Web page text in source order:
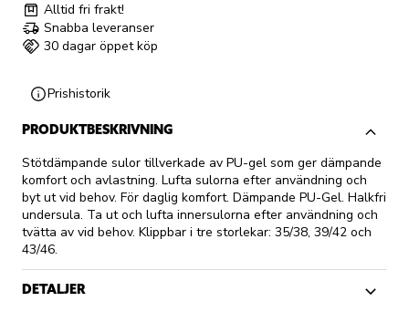
Alltid fri frakt!
Snabba leveranser
30 dagar öppet köp
Prishistorik
PRODUKTBESKRIVNING
Stötdämpande sulor tillverkade av PU-gel som ger dämpande
komfort och avlastning. Lufta sulorna efter användning och
byt ut vid behov. För daglig komfort. Dämpande PU-Gel. Halkfri
undersula. Ta ut och lufta innersulorna efter användning och
tvätta av vid behov. Klippbar i tre storlekar: 35/38, 39/42 och
43/46.
DETALJER